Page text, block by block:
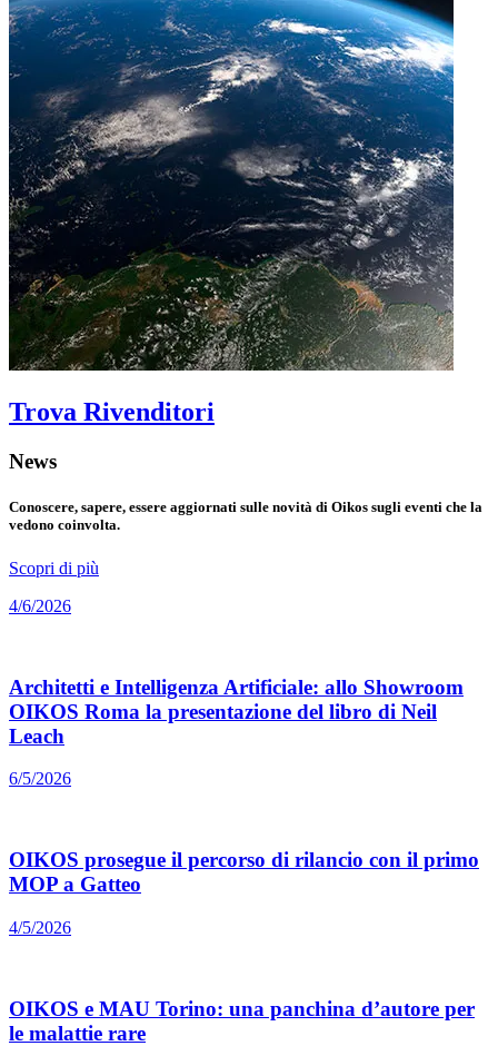
Trova Rivenditori
News
Conoscere, sapere, essere aggiornati sulle novità di Oikos sugli eventi che la
vedono coinvolta.
Scopri di più
4/6/2026
Architetti e Intelligenza Artificiale: allo Showroom
OIKOS Roma la presentazione del libro di Neil
Leach
6/5/2026
OIKOS prosegue il percorso di rilancio con il primo
MOP a Gatteo
4/5/2026
OIKOS e MAU Torino: una panchina d’autore per
le malattie rare